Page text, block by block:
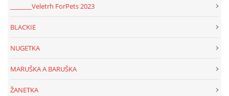
_______Veletrh ForPets 2023
BLACKIE
NUGETKA
MARUŠKA A BARUŠKA
ŽANETKA